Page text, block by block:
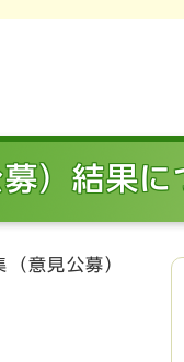
）結果に
意見公募）